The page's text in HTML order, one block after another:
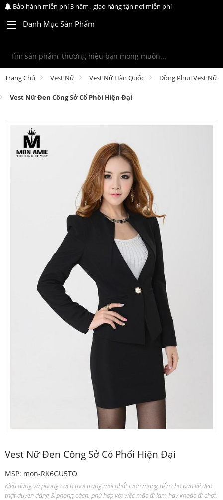
Bảo hành miễn phí 3 năm , giao hàng tận nơi miễn phí
Danh Mục Sản Phẩm
Trang Chủ Vest Nữ Vest Nữ Hàn Quốc Đồng Phục Vest Nữ
Vest Nữ Đen Công Sở Cổ Phối Hiện Đại
Vest Nữ Đen Công Sở Cổ Phối Hiện Đại
MSP: mon-RK6GU5TO
Kiểu dáng và phong cách thời trang mới nhất luôn mang đến cho bạn vẻ đẹp
thật duyên dáng & phong cách, phù hợp với việc mặc đi làm hay khoác đi chơi.